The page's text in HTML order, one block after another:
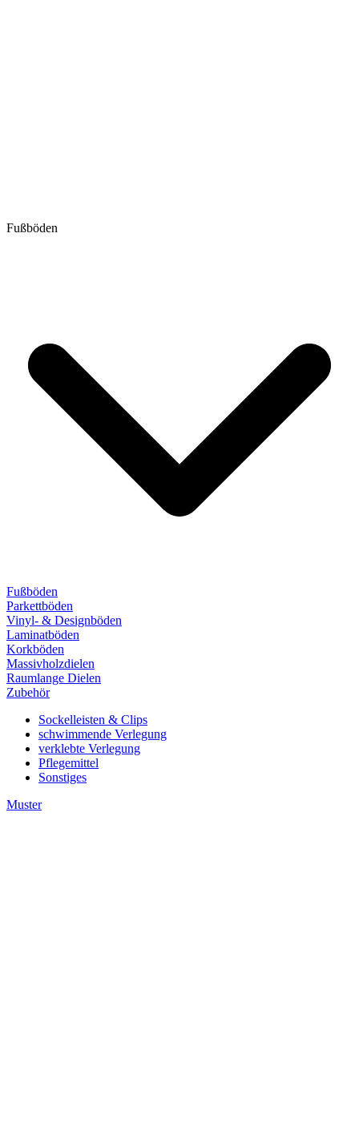
Fußböden
Fußböden
Parkettböden
Vinyl- & Designböden
Laminatböden
Korkböden
Massivholzdielen
Raumlange Dielen
Zubehör
Sockelleisten & Clips
schwimmende Verlegung
verklebte Verlegung
Pflegemittel
Sonstiges
Muster